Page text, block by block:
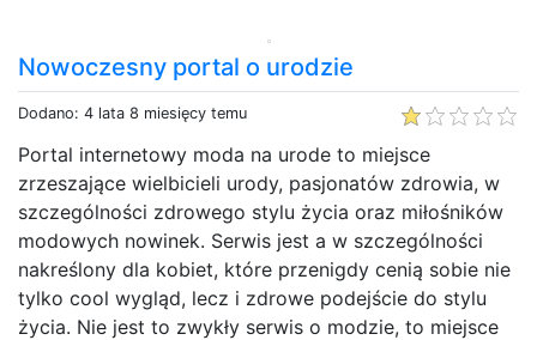
Nowoczesny portal o urodzie
Dodano: 4 lata 8 miesięcy temu
Portal internetowy moda na urode to miejsce
zrzeszające wielbicieli urody, pasjonatów zdrowia, w
szczególności zdrowego stylu życia oraz miłośników
modowych nowinek. Serwis jest a w szczególności
nakreślony dla kobiet, które przenigdy cenią sobie nie
tylko cool wygląd, lecz i zdrowe podejście do stylu
życia. Nie jest to zwykły serwis o modzie, to miejsce